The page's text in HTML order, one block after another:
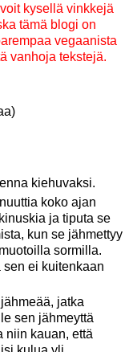
kysellä vinkkejä
tämä blogi on
vegaanista
vanhoja tekstejä.
kiehuvaksi.
koko ajan
ja tiputa se
kun se jähmettyy
sormilla.
ei kuitenkaan
jatka
sen jähmeyttä
niin kauan, että